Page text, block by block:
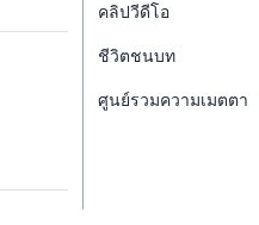
คลิปวีดีโอ
ชีวิตชนบท
ศูนย์รวมความเมตตา